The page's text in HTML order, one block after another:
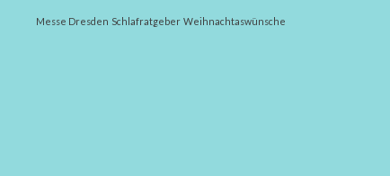
Messe Dresden Schlafratgeber Weihnachtaswünsche